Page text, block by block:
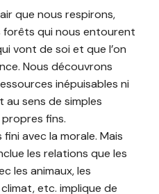
que nous respirons,
forêts qui nous entourent
vont de soi et que l’on
Nous découvrons
inépuisables ni
sens de simples
fins.
avec la morale. Mais
les relations que les
les animaux, les
etc. implique de